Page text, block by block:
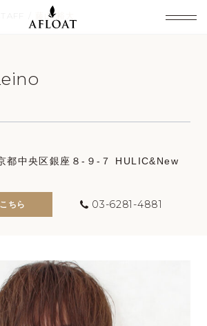
藤山 裕大
中央区銀座８-９-７ HULIC&New
ちら 03-6281-4881